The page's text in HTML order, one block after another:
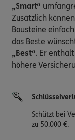
„Smart“
Zusätzlich
Bausteine
das Beste
„Best“. Er
höhere
Schützt bei
zu 50.000 €.